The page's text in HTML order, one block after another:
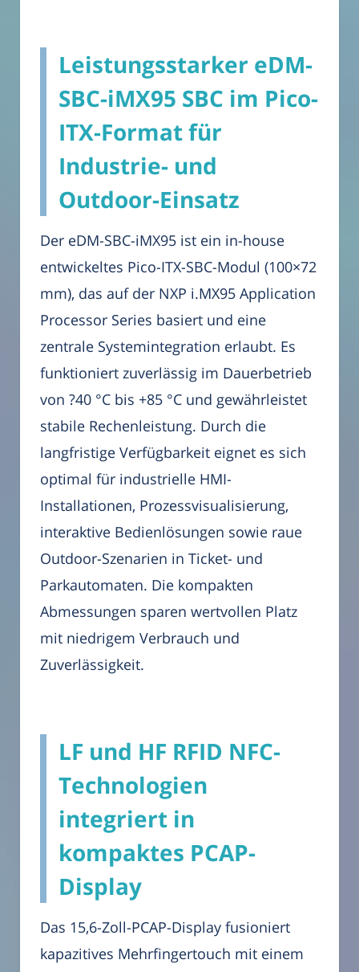
Leistungsstarker eDM-
SBC-iMX95 SBC im Pico-
ITX-Format für
Industrie- und
Outdoor-Einsatz
Der eDM-SBC-iMX95 ist ein in-house
entwickeltes Pico-ITX-SBC-Modul (100×72
mm), das auf der NXP i.MX95 Application
Processor Series basiert und eine
zentrale Systemintegration erlaubt. Es
funktioniert zuverlässig im Dauerbetrieb
von ?40 °C bis +85 °C und gewährleistet
stabile Rechenleistung. Durch die
langfristige Verfügbarkeit eignet es sich
optimal für industrielle HMI-
Installationen, Prozessvisualisierung,
interaktive Bedienlösungen sowie raue
Outdoor-Szenarien in Ticket- und
Parkautomaten. Die kompakten
Abmessungen sparen wertvollen Platz
mit niedrigem Verbrauch und
Zuverlässigkeit.
LF und HF RFID NFC-
Technologien
integriert in
kompaktes PCAP-
Display
Das 15,6-Zoll-PCAP-Display fusioniert
kapazitives Mehrfingertouch mit einem